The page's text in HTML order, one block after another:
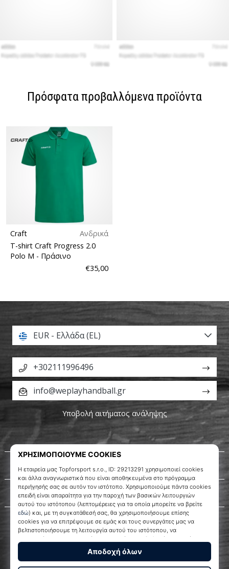
Πρόσφατα προβαλλόμενα προϊόντα
Craft
Ανδρικά
T-shirt Craft Progress 2.0
Polo M - Πράσινο
€35,00
Σχετικά μ' εμάς
Εξυπηρέτηση πελατών
EUR - Ελλάδα (EL)
+302111996496
info@weplayhandball.gr
Υποβολή αιτήματος ανάληψης